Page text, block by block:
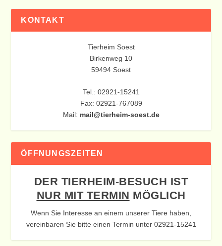
KONTAKT
Tierheim Soest
Birkenweg 10
59494 Soest
Tel.: 02921-15241
Fax: 02921-767089
Mail: mail@tierheim-soest.de
ÖFFNUNGSZEITEN
DER TIERHEIM-BESUCH IST
NUR MIT TERMIN MÖGLICH
Wenn Sie Interesse an einem unserer Tiere haben,
vereinbaren Sie bitte einen Termin unter 02921-15241